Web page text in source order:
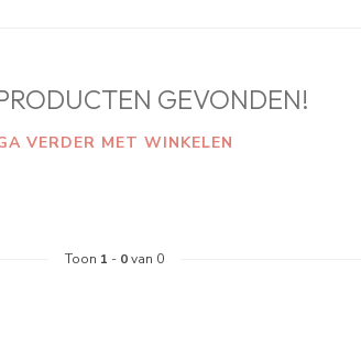
GEVONDEN!
VERDER MET WINKELEN
Toon 1 - 0van 0